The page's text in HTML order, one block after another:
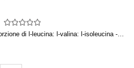
di l-leucina: l-valina: l-isoleucina -…